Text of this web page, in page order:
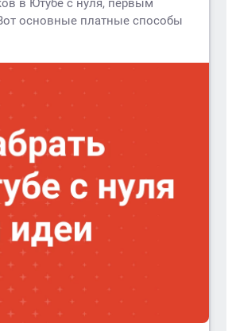
в Ютубе с нуля, первым
основные платные способы